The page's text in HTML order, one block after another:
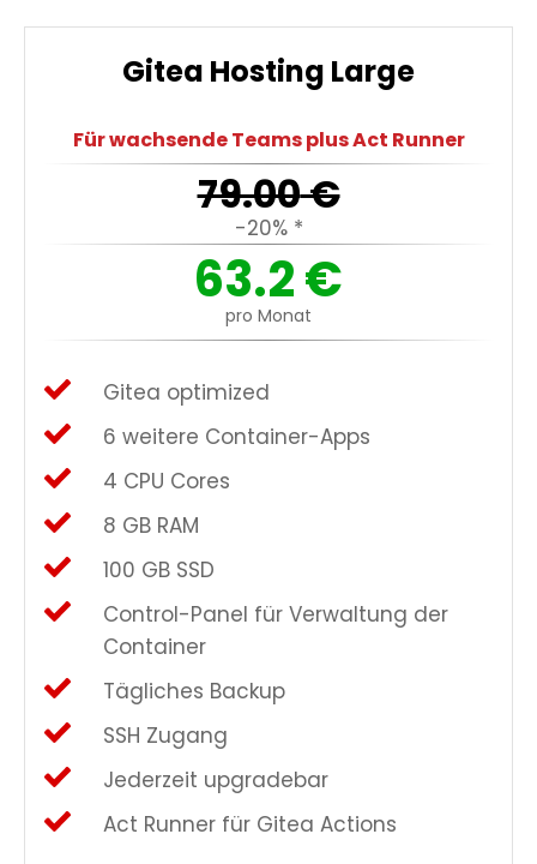
Gitea Hosting Large
Für wachsende Teams plus Act Runner
79.00€
-20% *
63.2€
pro Monat
Gitea optimized
6 weitere Container-Apps
4 CPU Cores
8 GB RAM
100 GB SSD
Control-Panel für Verwaltung der
Container
Tägliches Backup
SSH Zugang
Jederzeit upgradebar
Act Runner für Gitea Actions